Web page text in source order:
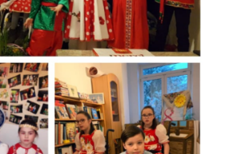
Presse 2015